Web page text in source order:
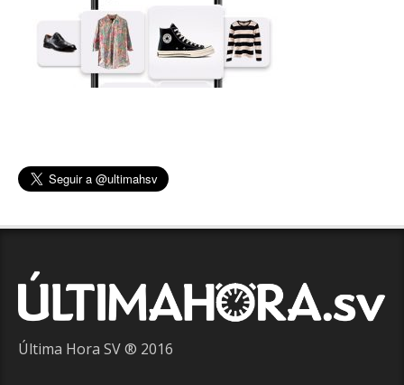
Última Hora SV ® 2016